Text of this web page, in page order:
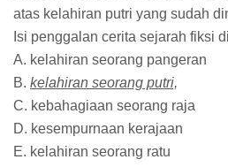
atas kelahiran putri yang sudah
Isi penggalan cerita sejarah fiksi
A. kelahiran seorang pangeran
B. kelahiran seorang putri,
C. kebahagiaan seorang raja
D. kesempurnaan kerajaan
E. kelahiran seorang ratu